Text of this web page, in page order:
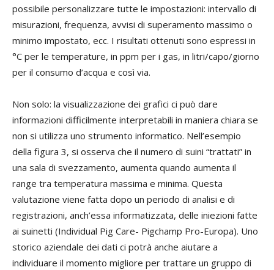
possibile personalizzare tutte le impostazioni: intervallo di
misurazioni, frequenza, avvisi di superamento massimo o
minimo impostato, ecc. I risultati ottenuti sono espressi in
°C per le temperature, in ppm per i gas, in litri/capo/giorno
per il consumo d’acqua e così via.
Non solo: la visualizzazione dei grafici ci può dare
informazioni difficilmente interpretabili in maniera chiara se
non si utilizza uno strumento informatico. Nell’esempio
della figura 3, si osserva che il numero di suini “trattati” in
una sala di svezzamento, aumenta quando aumenta il
range tra temperatura massima e minima. Questa
valutazione viene fatta dopo un periodo di analisi e di
registrazioni, anch’essa informatizzata, delle iniezioni fatte
ai suinetti (Individual Pig Care- Pigchamp Pro-Europa). Uno
storico aziendale dei dati ci potrà anche aiutare a
individuare il momento migliore per trattare un gruppo di